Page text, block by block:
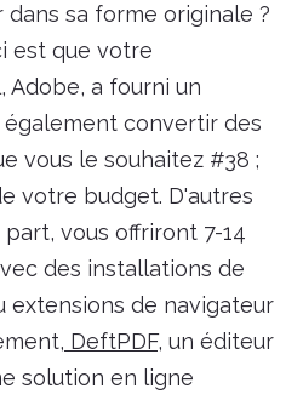
sa forme originale ?
est que votre
a fourni un
convertir des
vous le souhaitez #38 ;
votre budget. D'autres
vous offriront 7-14
des installations de
extensions de navigateur
DeftPDF, un éditeur
solution en ligne